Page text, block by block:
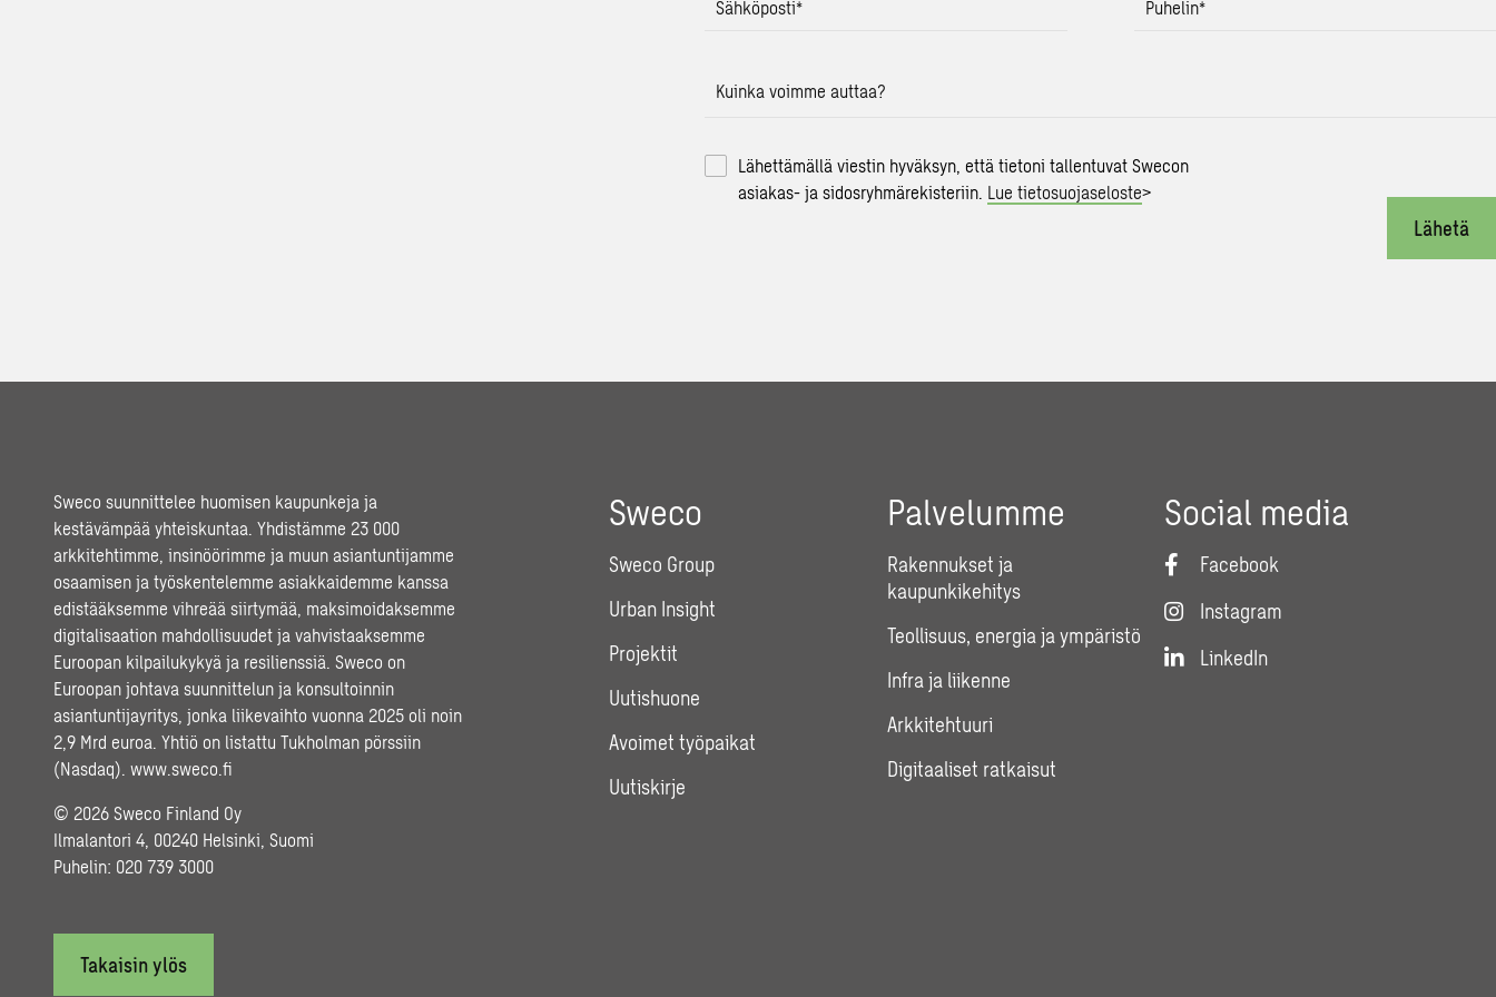
Sähköposti* Puhelin*
Kuinka voimme auttaa?
Lähettämällä viestin hyväksyn, että tietoni tallentuvat Swecon
asiakas- ja sidosryhmärekisteriin. Lue tietosuojaseloste>
Lähetä
Sweco suunnittelee huomisen kaupunkeja ja
kestävämpää yhteiskuntaa. Yhdistämme 23 000
arkkitehtimme, insinöörimme ja muun asiantuntijamme
osaamisen ja työskentelemme asiakkaidemme kanssa
edistääksemme vihreää siirtymää, maksimoidaksemme
digitalisaation mahdollisuudet ja vahvistaaksemme
Euroopan kilpailukykyä ja resilienssiä. Sweco on
Euroopan johtava suunnittelun ja konsultoinnin
asiantuntijayritys, jonka liikevaihto vuonna 2025 oli noin
2,9 Mrd euroa. Yhtiö on listattu Tukholman pörssiin
(Nasdaq). www.sweco.fi
© 2026 Sweco Finland Oy
Ilmalantori 4, 00240 Helsinki, Suomi
Puhelin: 020 739 3000
Sweco
Sweco Group
Urban Insight
Projektit
Uutishuone
Avoimet työpaikat
Uutiskirje
Palvelumme
Rakennukset ja
kaupunkikehitys
Teollisuus, energia ja ympäristö
Infra ja liikenne
Arkkitehtuuri
Digitaaliset ratkaisut
Social media
Facebook
Instagram
LinkedIn
Takaisin ylös